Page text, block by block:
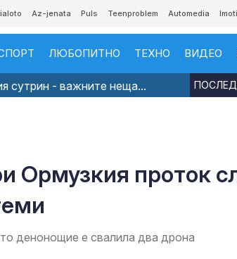
Az-jenata Puls Teenproblem Automedia
ЛЮБОПИТНО ТЕХНО ВИДЕО
сутрин - важните неща...
Ормузкия проток
денонощие е свалила два дрона